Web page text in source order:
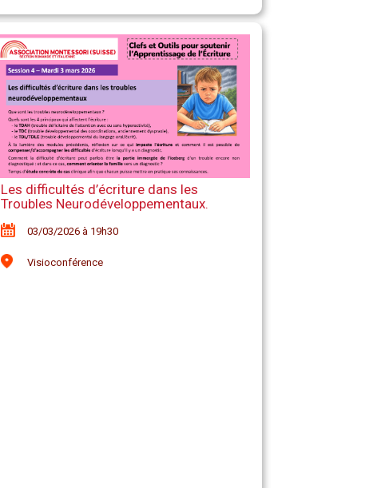
Les difficultés d’écriture dans les
Troubles Neurodéveloppementaux.
03/03/2026 à 19h30
Visioconférence